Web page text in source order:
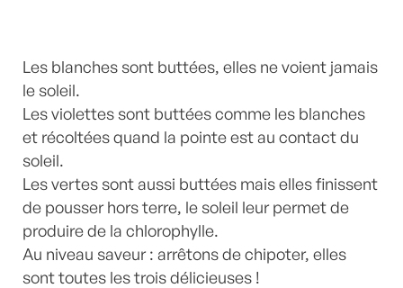
Les blanches sont buttées, elles ne voient jamais
le soleil.
Les violettes sont buttées comme les blanches
et récoltées quand la pointe est au contact du
soleil.
Les vertes sont aussi buttées mais elles finissent
de pousser hors terre, le soleil leur permet de
produire de la chlorophylle.
Au niveau saveur : arrêtons de chipoter, elles
sont toutes les trois délicieuses !